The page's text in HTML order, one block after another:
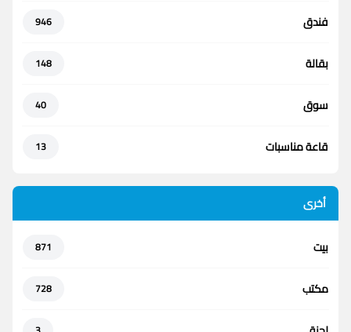
فندق 946
بقالة 148
سوق 40
قاعة مناسبات 13
أخرى
بيت 871
مكتب 728